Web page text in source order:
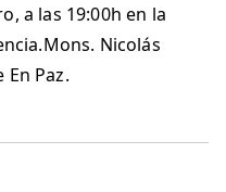
a las 19:00h en la
Nicolás
En Paz.